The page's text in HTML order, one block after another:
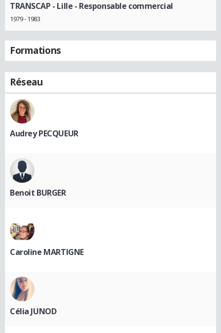
TRANSCAP - Lille - Responsable commercial
1979 - 1983
Formations
Réseau
Audrey PECQUEUR
Benoit BURGER
Caroline MARTIGNE
Célia JUNOD